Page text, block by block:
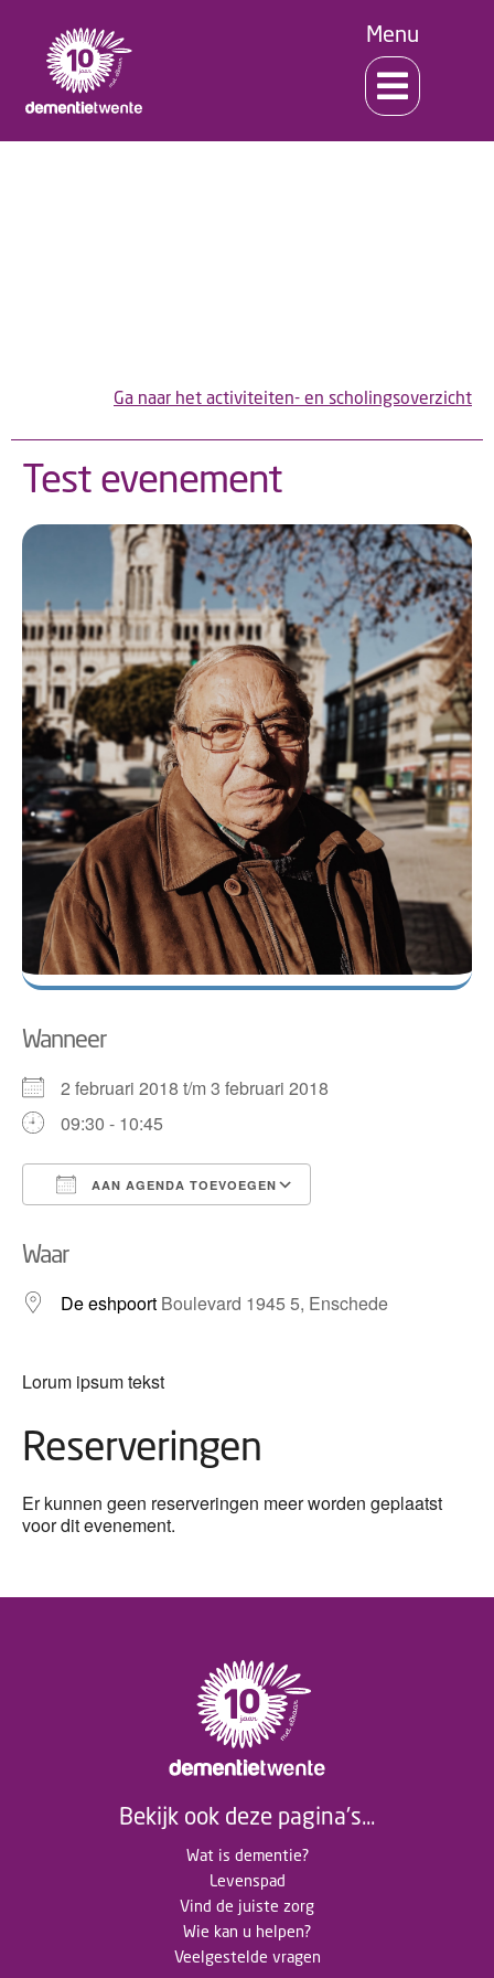
Menu
Ga naar het activiteiten- en scholingsoverzicht
Test evenement
Wanneer
2 februari 2018 t/m 3 februari 2018
09:30 - 10:45
AAN AGENDA TOEVOEGEN
Waar
De eshpoort Boulevard 1945 5, Enschede
Lorum ipsum tekst
Reserveringen
Er kunnen geen reserveringen meer worden geplaatst
voor dit evenement.
Bekijk ook deze pagina's...
Wat is dementie?
Levenspad
Vind de juiste zorg
Wie kan u helpen?
Veelgestelde vragen